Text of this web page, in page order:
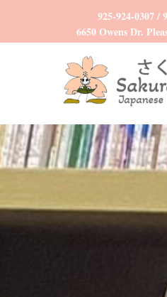
925-924-0307/
6650 Owens Dr.